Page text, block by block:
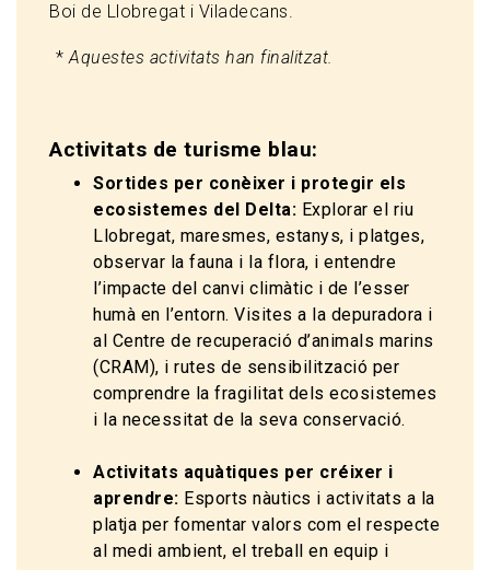
Boi de Llobregat i Viladecans.
*Aquestes activitats han finalitzat.
Activitats de turisme blau:
Sortides per conèixer i protegir els
ecosistemes del Delta: Explorar el riu
Llobregat, maresmes, estanys, i platges,
observar la fauna i la flora, i entendre
l’impacte del canvi climàtic i de l’esser
humà en l’entorn. Visites a la depuradora i
al Centre de recuperació d’animals marins
(CRAM), i rutes de sensibilització per
comprendre la fragilitat dels ecosistemes
i la necessitat de la seva conservació.
Activitats aquàtiques per créixer i
aprendre: Esports nàutics i activitats a la
platja per fomentar valors com el respecte
al medi ambient, el treball en equip i